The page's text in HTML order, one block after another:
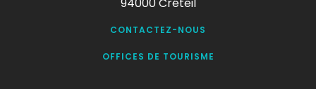
CONTACTEZ-NOUS
OFFICES DE TOURISME